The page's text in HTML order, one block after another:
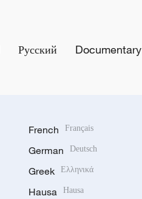
Русский Documentary
French Français
German Deutsch
Greek Ελληνικά
Hausa Hausa